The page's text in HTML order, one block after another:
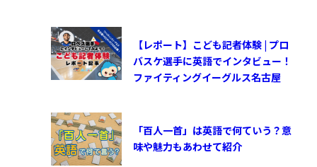
【レポート】こども記者体験 | プロ
バスケ選手に英語でインタビュー！
ファイティングイーグルス名古屋
「百人一首」は英語で何ていう？意
味や魅力もあわせて紹介